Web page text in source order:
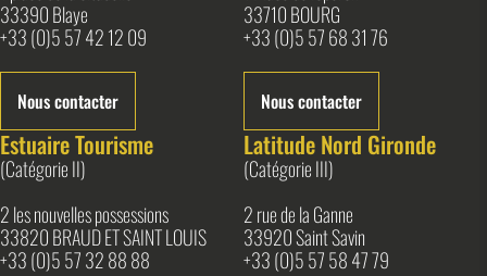
33390 Blaye
+33 (0)5 57 42 12 09
Nous contacter
33710 BOURG
+33 (0)5 57 68 31 76
Nous contacter
Estuaire Tourisme
(Catégorie II)
2 les nouvelles possessions
33820 BRAUD ET SAINT LOUIS
+33 (0)5 57 32 88 88
Latitude Nord Gironde
(Catégorie III)
2 rue de la Ganne
33920 Saint Savin
+33 (0)5 57 58 47 79